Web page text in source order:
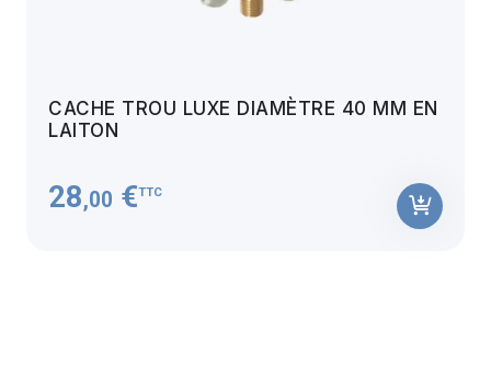
CACHE TROU LUXE DIAMÈTRE 40 MM EN
LAITON
28,00 €TTC